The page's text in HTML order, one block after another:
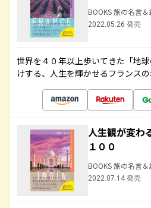
BOOKS 旅の名言＆
2022.05.26 発売
世界を４０年以上歩いてきた「地
けする、人生を輝かせるフランス
人生観が変わ
１００
BOOKS 旅の名言＆
2022.07.14 発売